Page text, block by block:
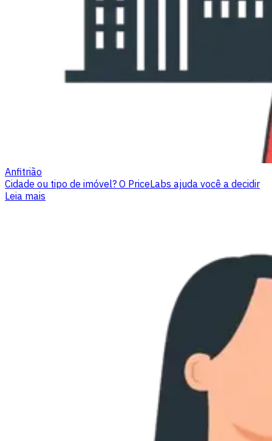
Anfitrião
Cidade ou tipo de imóvel? O PriceLabs ajuda você a decidir
Leia mais